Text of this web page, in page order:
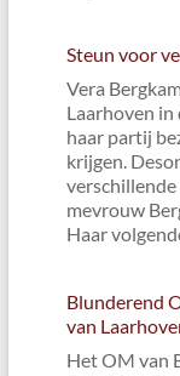
Steun voor
Vera
Laarhoven in
haar partij
krijgen.
mevrouw
Haar
Blunderend
van
Het OM van